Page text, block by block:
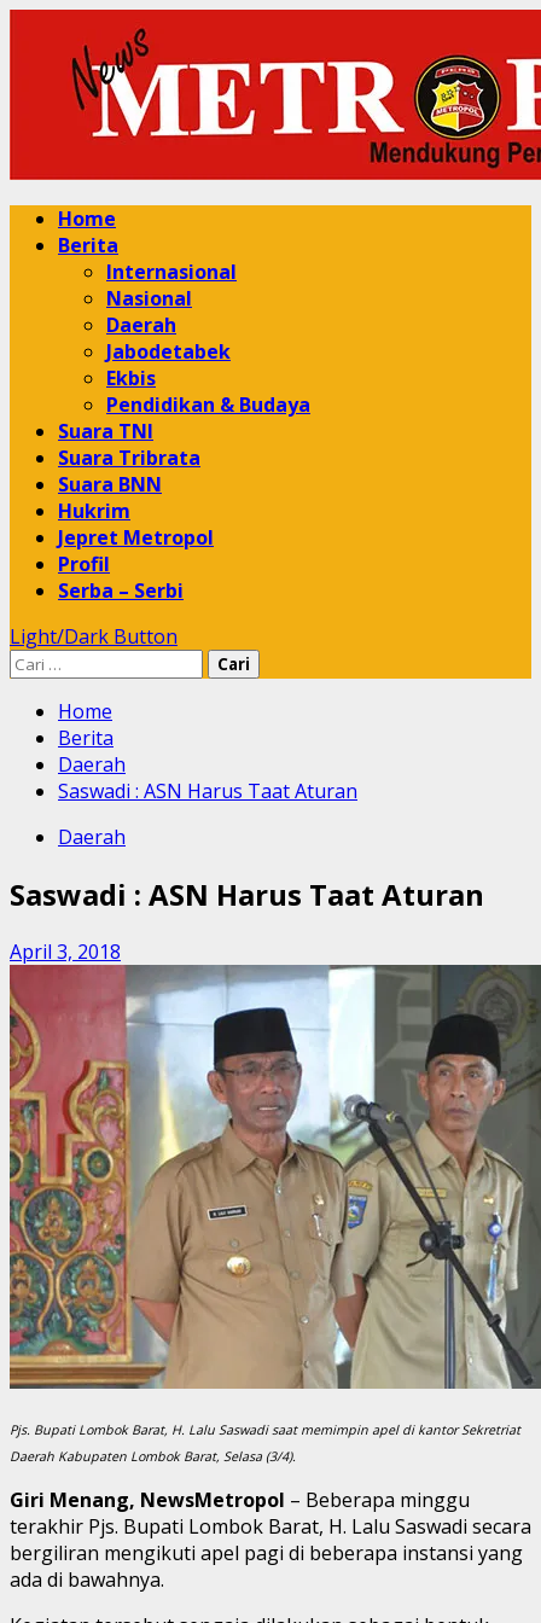
content
Primary
Menu
Home
Berita
Internasional
Nasional
Daerah
Jabodetabek
Ekbis
Pendidikan & Budaya
Suara TNI
Suara Tribrata
Suara BNN
Hukrim
Jepret Metropol
Profil
Serba – Serbi
Light/Dark Button
Cari
Home
Berita
Daerah
Saswadi : ASN Harus Taat Aturan
Daerah
Saswadi : ASN Harus Taat Aturan
April 3, 2018
Pjs. Bupati Lombok Barat, H. Lalu Saswadi saat memimpin apel di kantor Sekretriat
Daerah Kabupaten Lombok Barat, Selasa (3/4).
Giri Menang, NewsMetropol – Beberapa minggu
terakhir Pjs. Bupati Lombok Barat, H. Lalu Saswadi secara
bergiliran mengikuti apel pagi di beberapa instansi yang
ada di bawahnya.